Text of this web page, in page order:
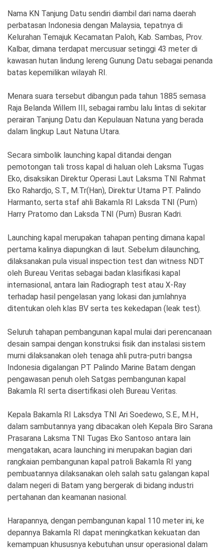
Copyright
News
Indonesia
.
Reserve
Nama KN Tanjung Datu sendiri diambil dari nama daerah
perbatasan Indonesia dengan Malaysia, tepatnya di
Kelurahan Temajuk Kecamatan Paloh, Kab. Sambas, Prov.
Kalbar, dimana terdapat mercusuar setinggi 43 meter di
kawasan hutan lindung lereng Gunung Datu sebagai penanda
batas kepemilikan wilayah RI.
Menara suara tersebut dibangun pada tahun 1885 semasa
Raja Belanda Willem III, sebagai rambu lalu lintas di sekitar
perairan Tanjung Datu dan Kepulauan Natuna yang berada
dalam lingkup Laut Natuna Utara.
Secara simbolik launching kapal ditandai dengan
pemotongan tali tross kapal di haluan oleh Laksma Tugas
Eko, disaksikan Direktur Operasi Laut Laksma TNI Rahmat
Eko Rahardjo, S.T., M.Tr(Han), Direktur Utama PT. Palindo
Harmanto, serta staf ahli Bakamla RI Laksda TNI (Purn)
Harry Pratomo dan Laksda TNI (Purn) Busran Kadri.
Launching kapal merupakan tahapan penting dimana kapal
pertama kalinya diapungkan di laut. Sebelum dilaunching,
dilaksanakan pula visual inspection test dan witness NDT
oleh Bureau Veritas sebagai badan klasifikasi kapal
internasional, antara lain Radiograph test atau X-Ray
terhadap hasil pengelasan yang lokasi dan jumlahnya
ditentukan oleh klas BV serta tes kekedapan (leak test).
Seluruh tahapan pembangunan kapal mulai dari perencanaan
desain sampai dengan konstruksi fisik dan instalasi sistem
murni dilaksanakan oleh tenaga ahli putra-putri bangsa
Indonesia digalangan PT Palindo Marine Batam dengan
pengawasan penuh oleh Satgas pembangunan kapal
Bakamla RI serta disertifikasi oleh Bureau Veritas.
Kepala Bakamla RI Laksdya TNI Ari Soedewo, S.E., M.H.,
dalam sambutannya yang dibacakan oleh Kepala Biro Sarana
Prasarana Laksma TNI Tugas Eko Santoso antara lain
mengatakan, acara launching ini merupakan bagian dari
rangkaian pembangunan kapal patroli Bakamla RI yang
pembuatannya dilaksanakan oleh salah satu galangan kapal
dalam negeri di Batam yang bergerak di bidang industri
pertahanan dan keamanan nasional.
Harapannya, dengan pembangunan kapal 110 meter ini, ke
depannya Bakamla RI dapat meningkatkan kekuatan dan
kemampuan khususnya kebutuhan unsur operasional dalam